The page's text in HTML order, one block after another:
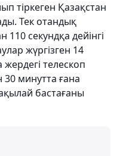
тіркеген Қазақстан
Тек отандық
110 секундқа дейінгі
жүргізген 14
телескоп
30 минутта ғана
бастағаны